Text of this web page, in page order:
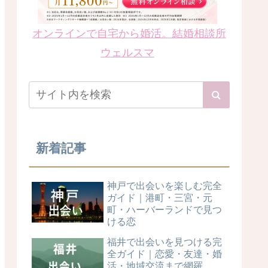
オンラインで自宅から婚活。結婚相談所
ウェルスマ
新着記事
神戸で出会いを楽しむ完全
ガイド｜港町・三宮・元
町・ハーバーランドで見つ
ける恋
福井で出会いを見つける完
全ガイド｜恋愛・友達・婚